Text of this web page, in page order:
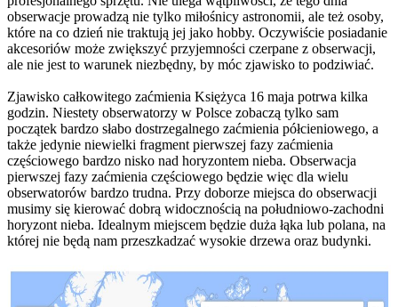
obserwacje prowadzą nie tylko miłośnicy astronomii, ale też osoby,
które na co dzień nie traktują jej jako hobby. Oczywiście posiadanie
akcesoriów może zwiększyć przyjemności czerpane z obserwacji,
ale nie jest to warunek niezbędny, by móc zjawisko to podziwiać.
Zjawisko całkowitego zaćmienia Księżyca 16 maja potrwa kilka
godzin. Niestety obserwatorzy w Polsce zobaczą tylko sam
początek bardzo słabo dostrzegalnego zaćmienia półcieniowego, a
także jedynie niewielki fragment pierwszej fazy zaćmienia
częściowego bardzo nisko nad horyzontem nieba. Obserwacja
pierwszej fazy zaćmienia częściowego będzie więc dla wielu
obserwatorów bardzo trudna. Przy doborze miejsca do obserwacji
musimy się kierować dobrą widocznością na południowo-zachodni
horyzont nieba. Idealnym miejscem będzie duża łąka lub polana, na
której nie będą nam przeszkadzać wysokie drzewa oraz budynki.